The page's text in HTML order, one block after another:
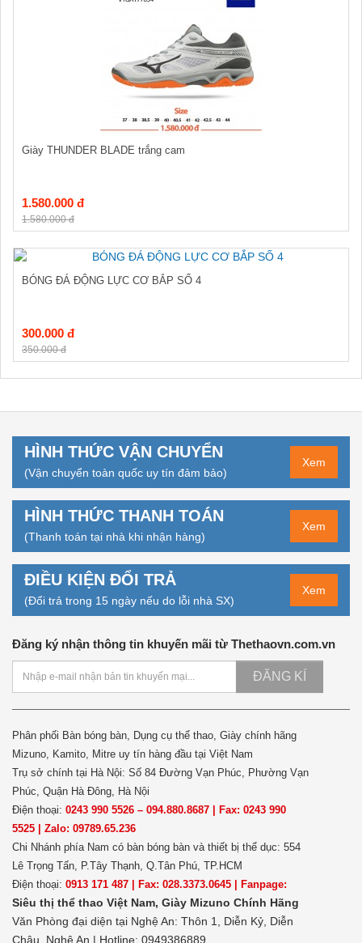
Giày THUNDER BLADE trắng cam
1.580.000 đ
1.580.000 đ
BÓNG ĐÁ ĐỘNG LỰC CƠ BẮP SỐ 4
300.000 đ
350.000 đ
HÌNH THỨC VẬN CHUYỂN
(Vận chuyển toàn quốc uy tín đảm bảo)
Xem
HÌNH THỨC THANH TOÁN
(Thanh toán tại nhà khi nhận hàng)
Xem
ĐIỀU KIỆN ĐỔI TRẢ
(Đổi trả trong 15 ngày nếu do lỗi nhà SX)
Xem
Đăng ký nhận thông tin khuyến mãi từ Thethaovn.com.vn
ĐĂNG KÍ
Phân phối Bàn bóng bàn, Dụng cụ thể thao, Giày chính hãng
Mizuno, Kamito, Mitre uy tín hàng đầu tại Việt Nam
Trụ sở chính tại Hà Nội: Số 84 Đường Vạn Phúc, Phường Vạn
Phúc, Quận Hà Đông, Hà Nội
Điện thoại: 0243 990 5526 – 094.880.8687 | Fax: 0243 990
5525 | Zalo: 09789.65.236
Chi Nhánh phía Nam có bàn bóng bàn và thiết bị thể dục: 554
Lê Trọng Tấn, P.Tây Thạnh, Q.Tân Phú, TP.HCM
Điện thoại: 0913 171 487 | Fax: 028.3373.0645 | Fanpage:
Siêu thị thể thao Việt Nam, Giày Mizuno Chính Hãng
Văn Phòng đại diện tại Nghệ An: Thôn 1, Diễn Kỷ, Diễn
Châu, Nghệ An | Hotline: 0949386889